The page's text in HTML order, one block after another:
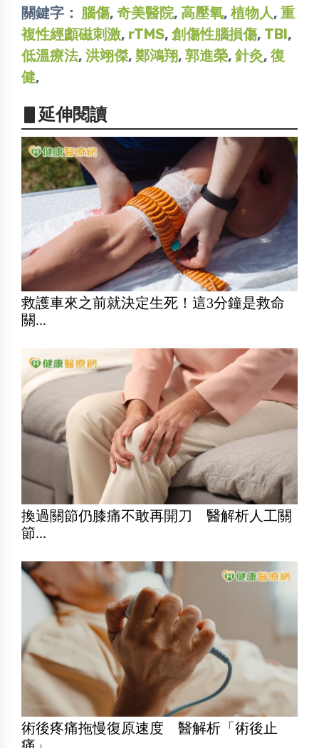
關鍵字： 腦傷, 奇美醫院, 高壓氧, 植物人, 重
複性經顱磁刺激, rTMS, 創傷性腦損傷, TBI,
低溫療法, 洪翊傑, 鄭鴻翔, 郭進榮, 針灸, 復
健,
▋延伸閱讀
救護車來之前就決定生死！這3分鐘是救命
關...
換過關節仍膝痛不敢再開刀 醫解析人工關
節...
術後疼痛拖慢復原速度 醫解析「術後止